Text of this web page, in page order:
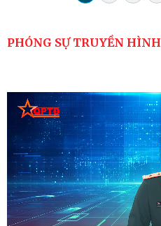
PHÓNG SỰ TRUYỀN HÌNH